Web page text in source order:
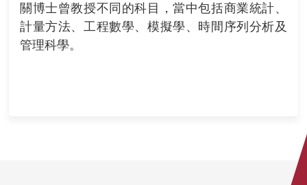
關博士曾教授不同的科目，當中包括商業統計、
計量方法、工程數學、模擬學、時間序列分析及
管理科學。